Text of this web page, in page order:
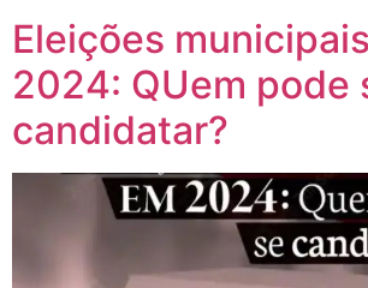
Eleições
2024: QUem pode
candidatar?